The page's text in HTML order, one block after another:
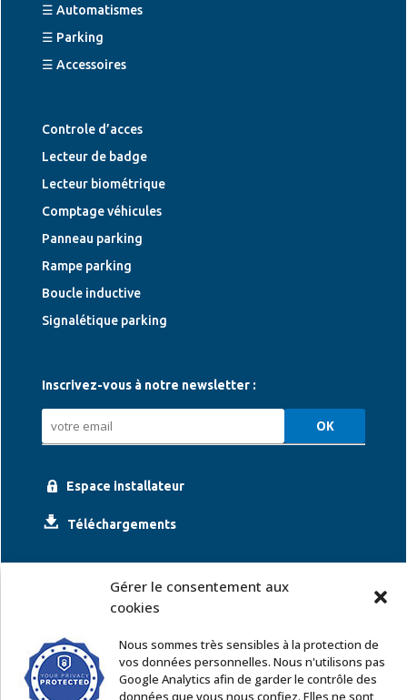
Gérer le consentement aux
cookies
Nous sommes très sensibles à la protection de
vos données personnelles. Nous n'utilisons pas
Google Analytics afin de garder le contrôle des
données que vous nous confiez. Elles ne sont
☰ Automatismes
☰ Parking
☰ Accessoires
Controle d’acces
Lecteur de badge
Lecteur biométrique
Comptage véhicules
Panneau parking
Rampe parking
Boucle inductive
Signalétique parking
Inscrivez-vous à notre newsletter :
Espace installateur
Téléchargements
ACCOR SOLUTIONS